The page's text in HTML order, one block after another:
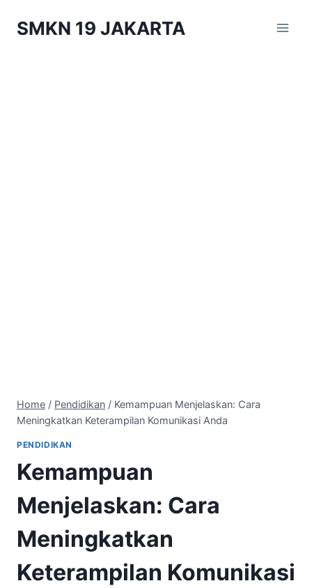
SMKN 19 JAKARTA
Home / Pendidikan / Kemampuan Menjelaskan: Cara
Meningkatkan Keterampilan Komunikasi Anda
PENDIDIKAN
Kemampuan
Menjelaskan: Cara
Meningkatkan
Keterampilan Komunikasi